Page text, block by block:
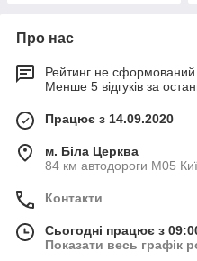
Про нас
Рейтинг не сформований
Менше 5 відгуків за
Працює з 14.09.2020
м. Біла Церква
84 км автодороги М05
Контакти
Сьогодні працює з
Показати весь графік